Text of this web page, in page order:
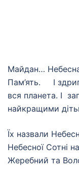
Майдан…
Пам’ять. І
вся планета. І
найкращими
Їх назвали
Небесної Сотні
Жеребний та